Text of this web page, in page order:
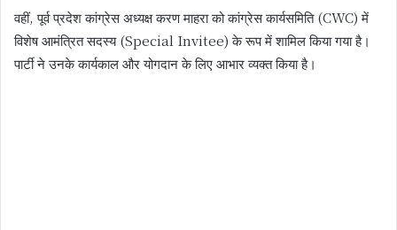
वहीं, पूर्व प्रदेश कांग्रेस अध्यक्ष करण माहरा को कांग्रेस कार्यसमिति (CWC) में
विशेष आमंत्रित सदस्य (Special Invitee) के रूप में शामिल किया गया है।
पार्टी ने उनके कार्यकाल और योगदान के लिए आभार व्यक्त किया है।